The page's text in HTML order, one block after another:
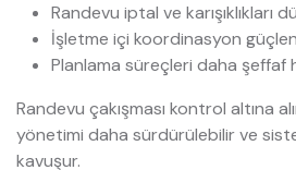
Randevu iptal ve karışıklıkları
İşletme içi koordinasyon
Planlama süreçleri daha şeffaf
Randevu çakışması kontrol altına
yönetimi daha sürdürülebilir ve
kavuşur.